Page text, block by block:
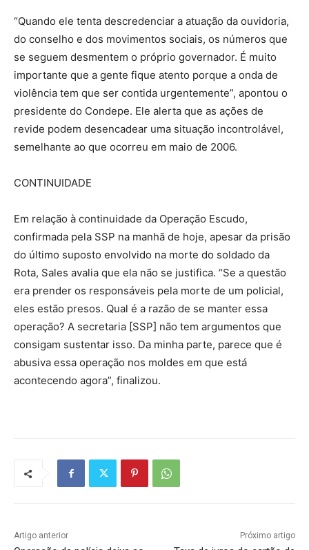
“Quando ele tenta descredenciar a atuação da ouvidoria,
do conselho e dos movimentos sociais, os números que
se seguem desmentem o próprio governador. É muito
importante que a gente fique atento porque a onda de
violência tem que ser contida urgentemente”, apontou o
presidente do Condepe. Ele alerta que as ações de
revide podem desencadear uma situação incontrolável,
semelhante ao que ocorreu em maio de 2006.
CONTINUIDADE
Em relação à continuidade da Operação Escudo,
confirmada pela SSP na manhã de hoje, apesar da prisão
do último suposto envolvido na morte do soldado da
Rota, Sales avalia que ela não se justifica. “Se a questão
era prender os responsáveis pela morte de um policial,
eles estão presos. Qual é a razão de se manter essa
operação? A secretaria [SSP] não tem argumentos que
consigam sustentar isso. Da minha parte, parece que é
abusiva essa operação nos moldes em que está
acontecendo agora”, finalizou.
Artigo anterior Próximo artigo